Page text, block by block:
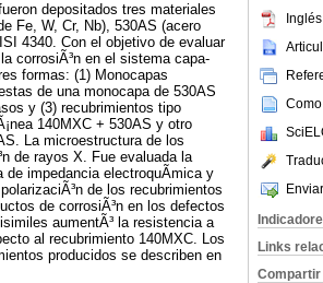
Links
Compartir
depositados tres materiales
Fe, W, Cr, Nb), 530AS (acero
4340. Con el objetivo de evaluar
corrosiÃ³n en el sistema capa-
formas: (1) Monocapas
de una monocapa de 530AS
y (3) recubrimientos tipo
140MXC + 530AS y otro
La microestructura de los
de rayos X. Fue evaluada la
de impedancia electroquÃ­mica y
de los recubrimientos
de corrosiÃ³n en los defectos
aumentÃ³ la resistencia a
al recubrimiento 140MXC. Los
producidos se describen en